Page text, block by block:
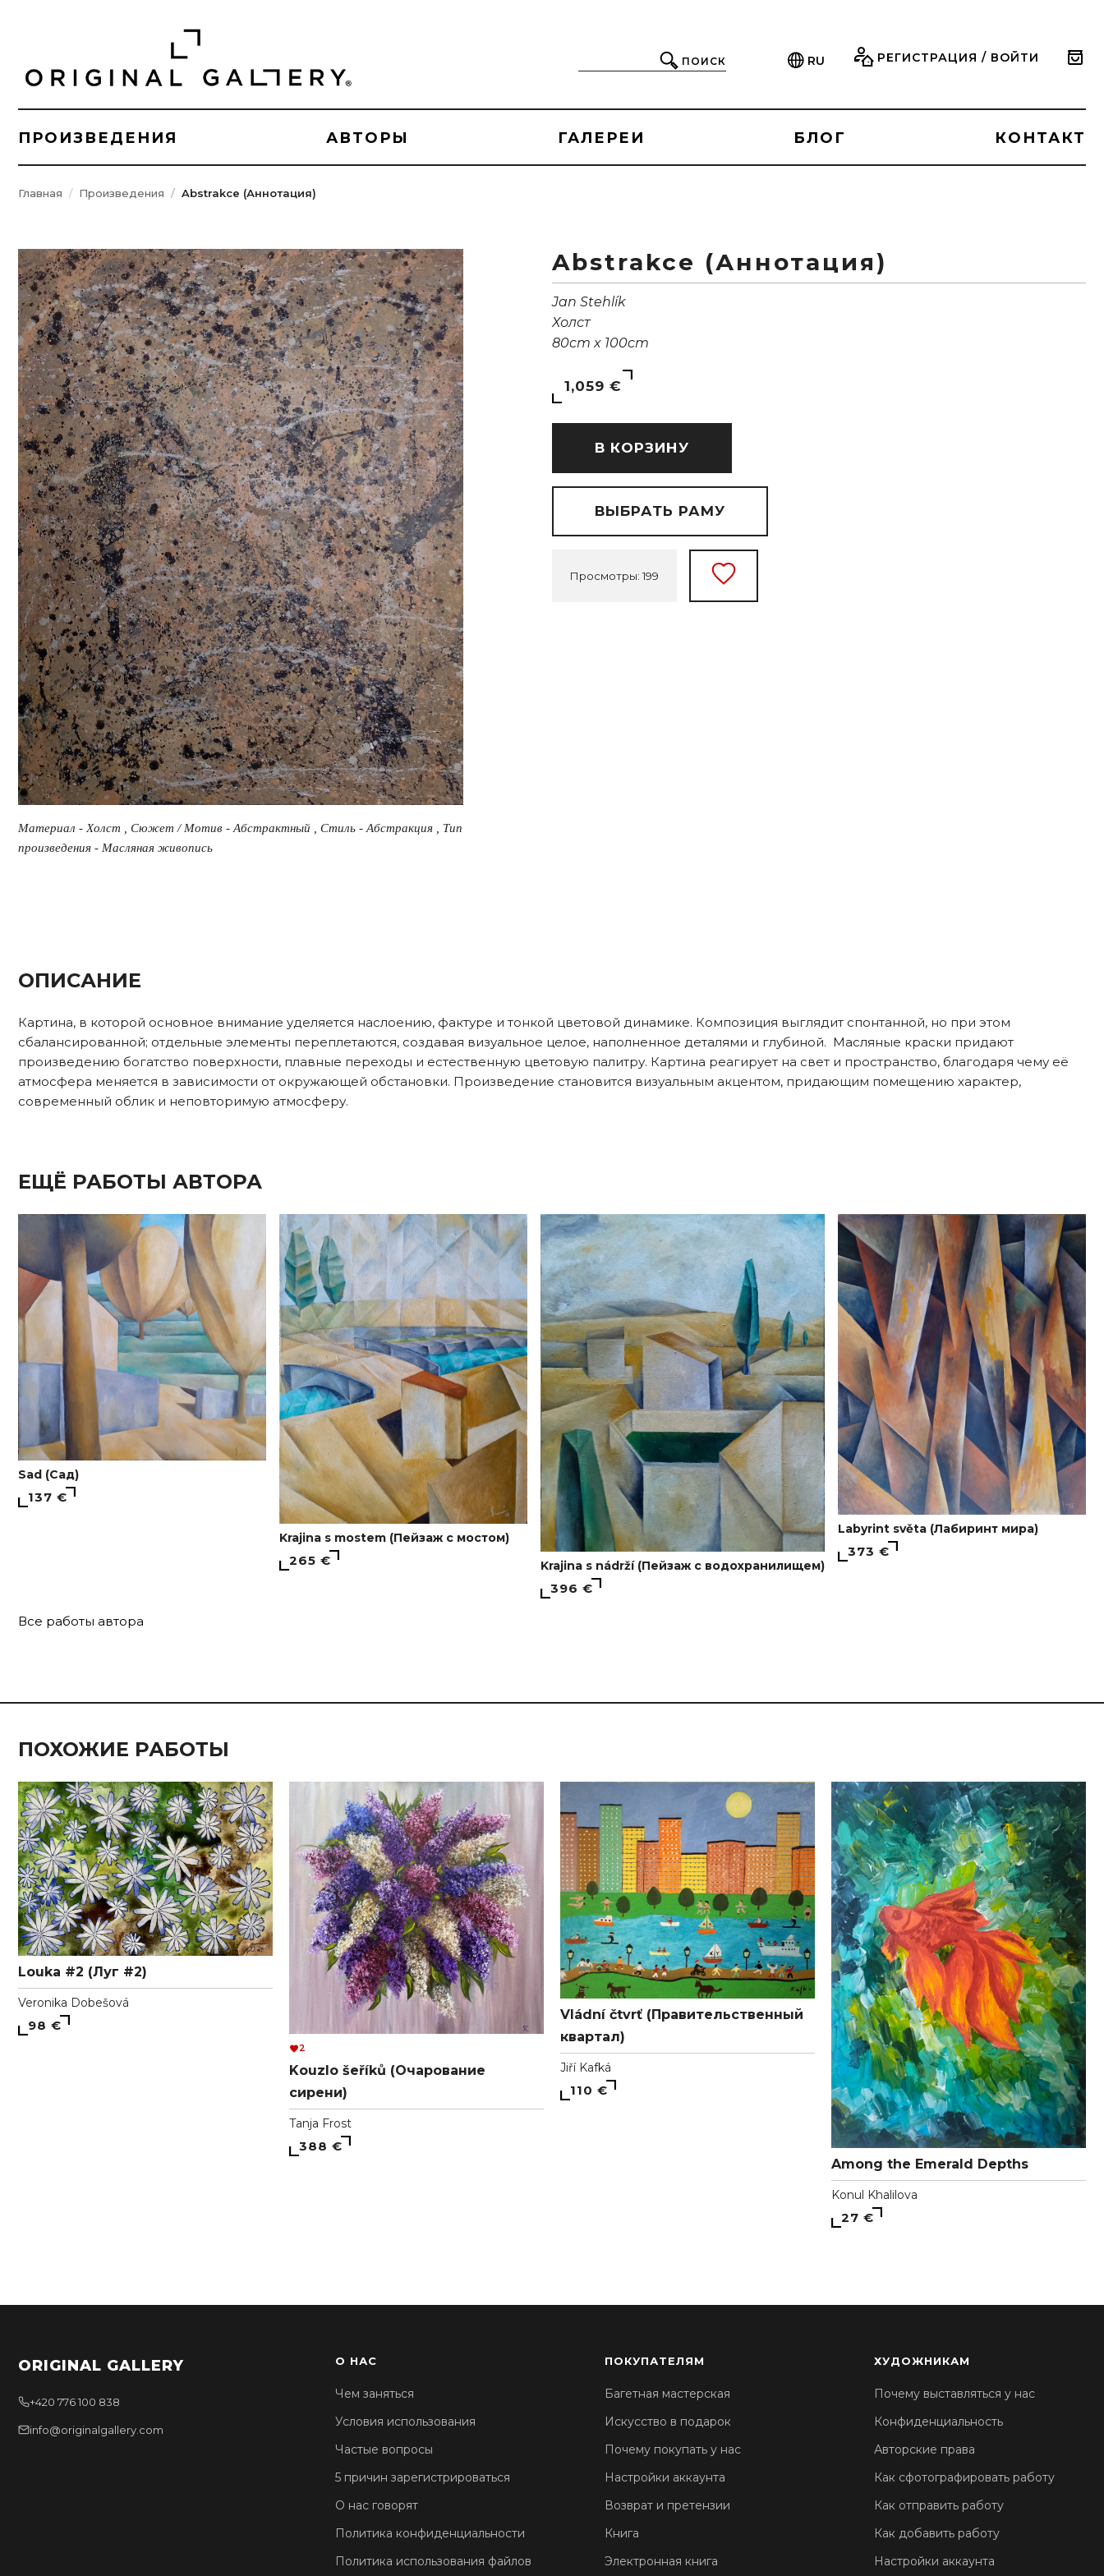
ПОИСК RU РЕГИСТРАЦИЯ / ВОЙТИ
ПРОИЗВЕДЕНИЯ АВТОРЫ ГАЛЕРЕИ БЛОГ КОНТАКТ
Главная Произведения Abstrakce (Аннотация)
Материал - Холст , Сюжет / Мотив - Абстрактный , Стиль - Абстракция , Тип
произведения - Масляная живопись
Abstrakce (Аннотация)
Jan Stehlík
Холст
80cm x 100cm
1,059 €
В КОРЗИНУ
ВЫБРАТЬ РАМУ
Просмотры: 199
ОПИСАНИЕ
Картина, в которой основное внимание уделяется наслоению, фактуре и тонкой цветовой динамике. Композиция выглядит спонтанной, но при этом
сбалансированной; отдельные элементы переплетаются, создавая визуальное целое, наполненное деталями и глубиной. Масляные краски придают
произведению богатство поверхности, плавные переходы и естественную цветовую палитру. Картина реагирует на свет и пространство, благодаря чему её
атмосфера меняется в зависимости от окружающей обстановки. Произведение становится визуальным акцентом, придающим помещению характер,
современный облик и неповторимую атмосферу.
ЕЩЁ РАБОТЫ АВТОРА
Sad (Сад)
137 €
Krajina s mostem (Пейзаж с мостом)
265 € Krajina s nádrží (Пейзаж с водохранилищем)
396 €
Labyrint světa (Лабиринт мира)
373 €
Все работы автора
ПОХОЖИЕ РАБОТЫ
Louka #2 (Луг #2)
Veronika Dobešová
98 €
2
Kouzlo šeříků (Очарование
сирени)
Tanja Frost
388 €
Vládní čtvrť (Правительственный
квартал)
Jiří Kafká
110 €
Among the Emerald Depths
Konul Khalilova
27 €
ORIGINAL GALLERY
+420 776 100 838
info@originalgallery.com
О НАС
Чем заняться
Условия использования
Частые вопросы
5 причин зарегистрироваться
О нас говорят
Политика конфиденциальности
Политика использования файлов
ПОКУПАТЕЛЯМ
Багетная мастерская
Искусство в подарок
Почему покупать у нас
Настройки аккаунта
Возврат и претензии
Книга
Электронная книга
ХУДОЖНИКАМ
Почему выставляться у нас
Конфиденциальность
Авторские права
Как сфотографировать работу
Как отправить работу
Как добавить работу
Настройки аккаунта